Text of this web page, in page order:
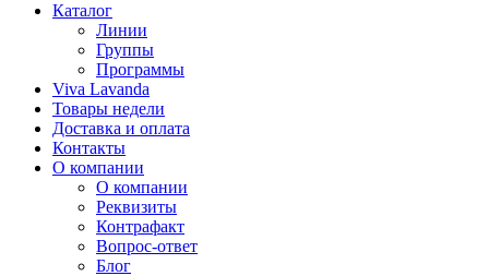
Каталог
Линии
Группы
Программы
Viva Lavanda
Товары недели
Доставка и оплата
Контакты
О компании
О компании
Реквизиты
Контрафакт
Вопрос-ответ
Блог